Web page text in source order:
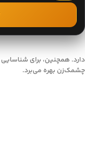
دارد. همچنین، برای
چشمک‌زن بهره می‌برد.